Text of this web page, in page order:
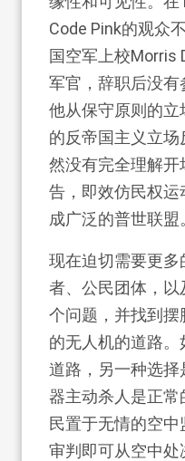
Code Pink的观众
国空军上校Morris
军官，辞职后没有
他从保守原则的立
的反帝国主义立
然没有完全理解
告，即效仿民权
成广泛的普世联盟
现在迫切需要更多
者、公民团体，
个问题，并找到
的无人机的道路
道路，另一种选
器主动杀人是正
民置于无情的空
审判即可从空中